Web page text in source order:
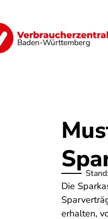
Baden-Württemberg
Versicherungen
Stand:
Die
erhalten,